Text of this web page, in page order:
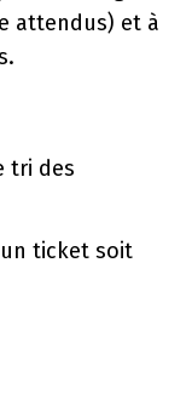
attendus) et à
tri des
ticket soit